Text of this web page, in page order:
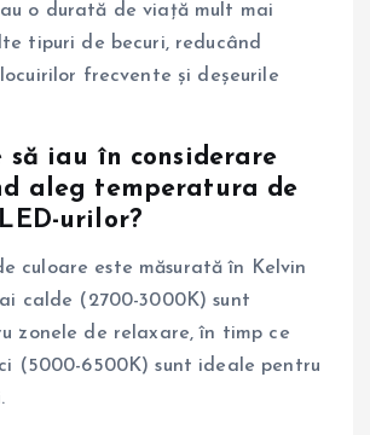
o durată de viață mult mai
tipuri de becuri, reducând
frecvente și deșeurile
să iau în considerare
aleg temperatura de
urilor?
culoare este măsurată în Kelvin
calde (2700-3000K) sunt
zonele de relaxare, în timp ce
(5000-6500K) sunt ideale pentru